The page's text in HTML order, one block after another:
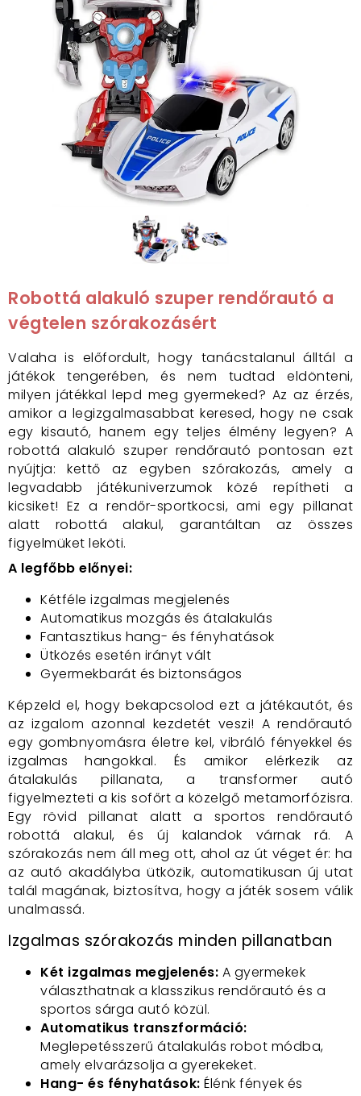
Robottá alakuló szuper rendőrautó a
végtelen szórakozásért
Valaha is előfordult, hogy tanácstalanul álltál a
játékok tengerében, és nem tudtad eldönteni,
milyen játékkal lepd meg gyermeked? Az az érzés,
amikor a legizgalmasabbat keresed, hogy ne csak
egy kisautó, hanem egy teljes élmény legyen? A
robottá alakuló szuper rendőrautó pontosan ezt
nyújtja: kettő az egyben szórakozás, amely a
legvadabb játékuniverzumok közé repítheti a
kicsiket! Ez a rendőr-sportkocsi, ami egy pillanat
alatt robottá alakul, garantáltan az összes
figyelmüket leköti.
A legfőbb előnyei:
Kétféle izgalmas megjelenés
Automatikus mozgás és átalakulás
Fantasztikus hang- és fényhatások
Ütközés esetén irányt vált
Gyermekbarát és biztonságos
Képzeld el, hogy bekapcsolod ezt a játékautót, és
az izgalom azonnal kezdetét veszi! A rendőrautó
egy gombnyomásra életre kel, vibráló fényekkel és
izgalmas hangokkal. És amikor elérkezik az
átalakulás pillanata, a transformer autó
figyelmezteti a kis sofőrt a közelgő metamorfózisra.
Egy rövid pillanat alatt a sportos rendőrautó
robottá alakul, és új kalandok várnak rá. A
szórakozás nem áll meg ott, ahol az út véget ér: ha
az autó akadályba ütközik, automatikusan új utat
talál magának, biztosítva, hogy a játék sosem válik
unalmassá.
Izgalmas szórakozás minden pillanatban
Két izgalmas megjelenés: A gyermekek
választhatnak a klasszikus rendőrautó és a
sportos sárga autó közül.
Automatikus transzformáció:
Meglepetésszerű átalakulás robot módba,
amely elvarázsolja a gyerekeket.
Hang- és fényhatások: Élénk fények és